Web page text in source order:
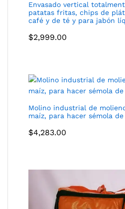
Envasado vertical
patatas fritas, chips de
café y de té y para jabón
$2,999.00
Molino industrial de
maíz, para hacer sémola
$4,283.00